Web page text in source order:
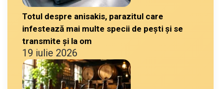
Totul despre anisakis, parazitul care
infestează mai multe specii de pești și se
transmite și la om
19 iulie 2026